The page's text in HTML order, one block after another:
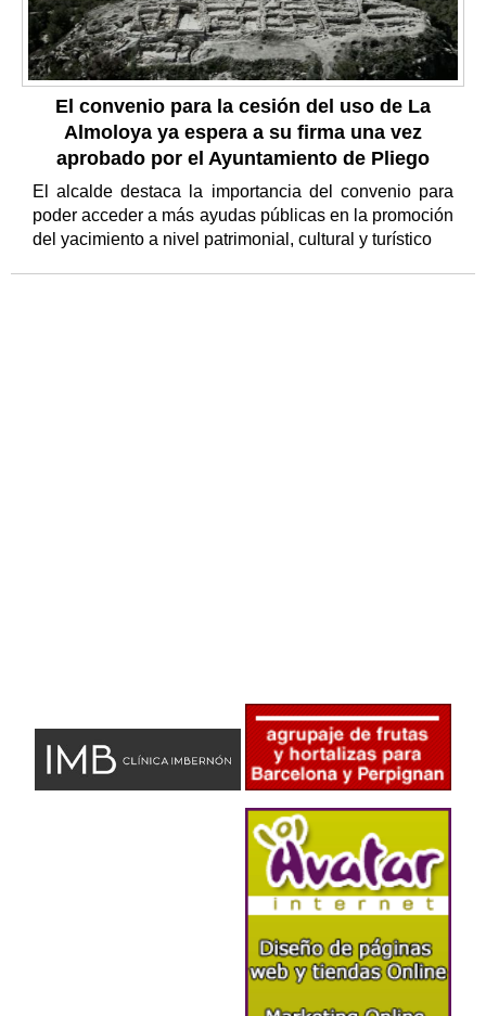
El convenio para la cesión del uso de La
Almoloya ya espera a su firma una vez
aprobado por el Ayuntamiento de Pliego
El alcalde destaca la importancia del convenio para
poder acceder a más ayudas públicas en la promoción
del yacimiento a nivel patrimonial, cultural y turístico